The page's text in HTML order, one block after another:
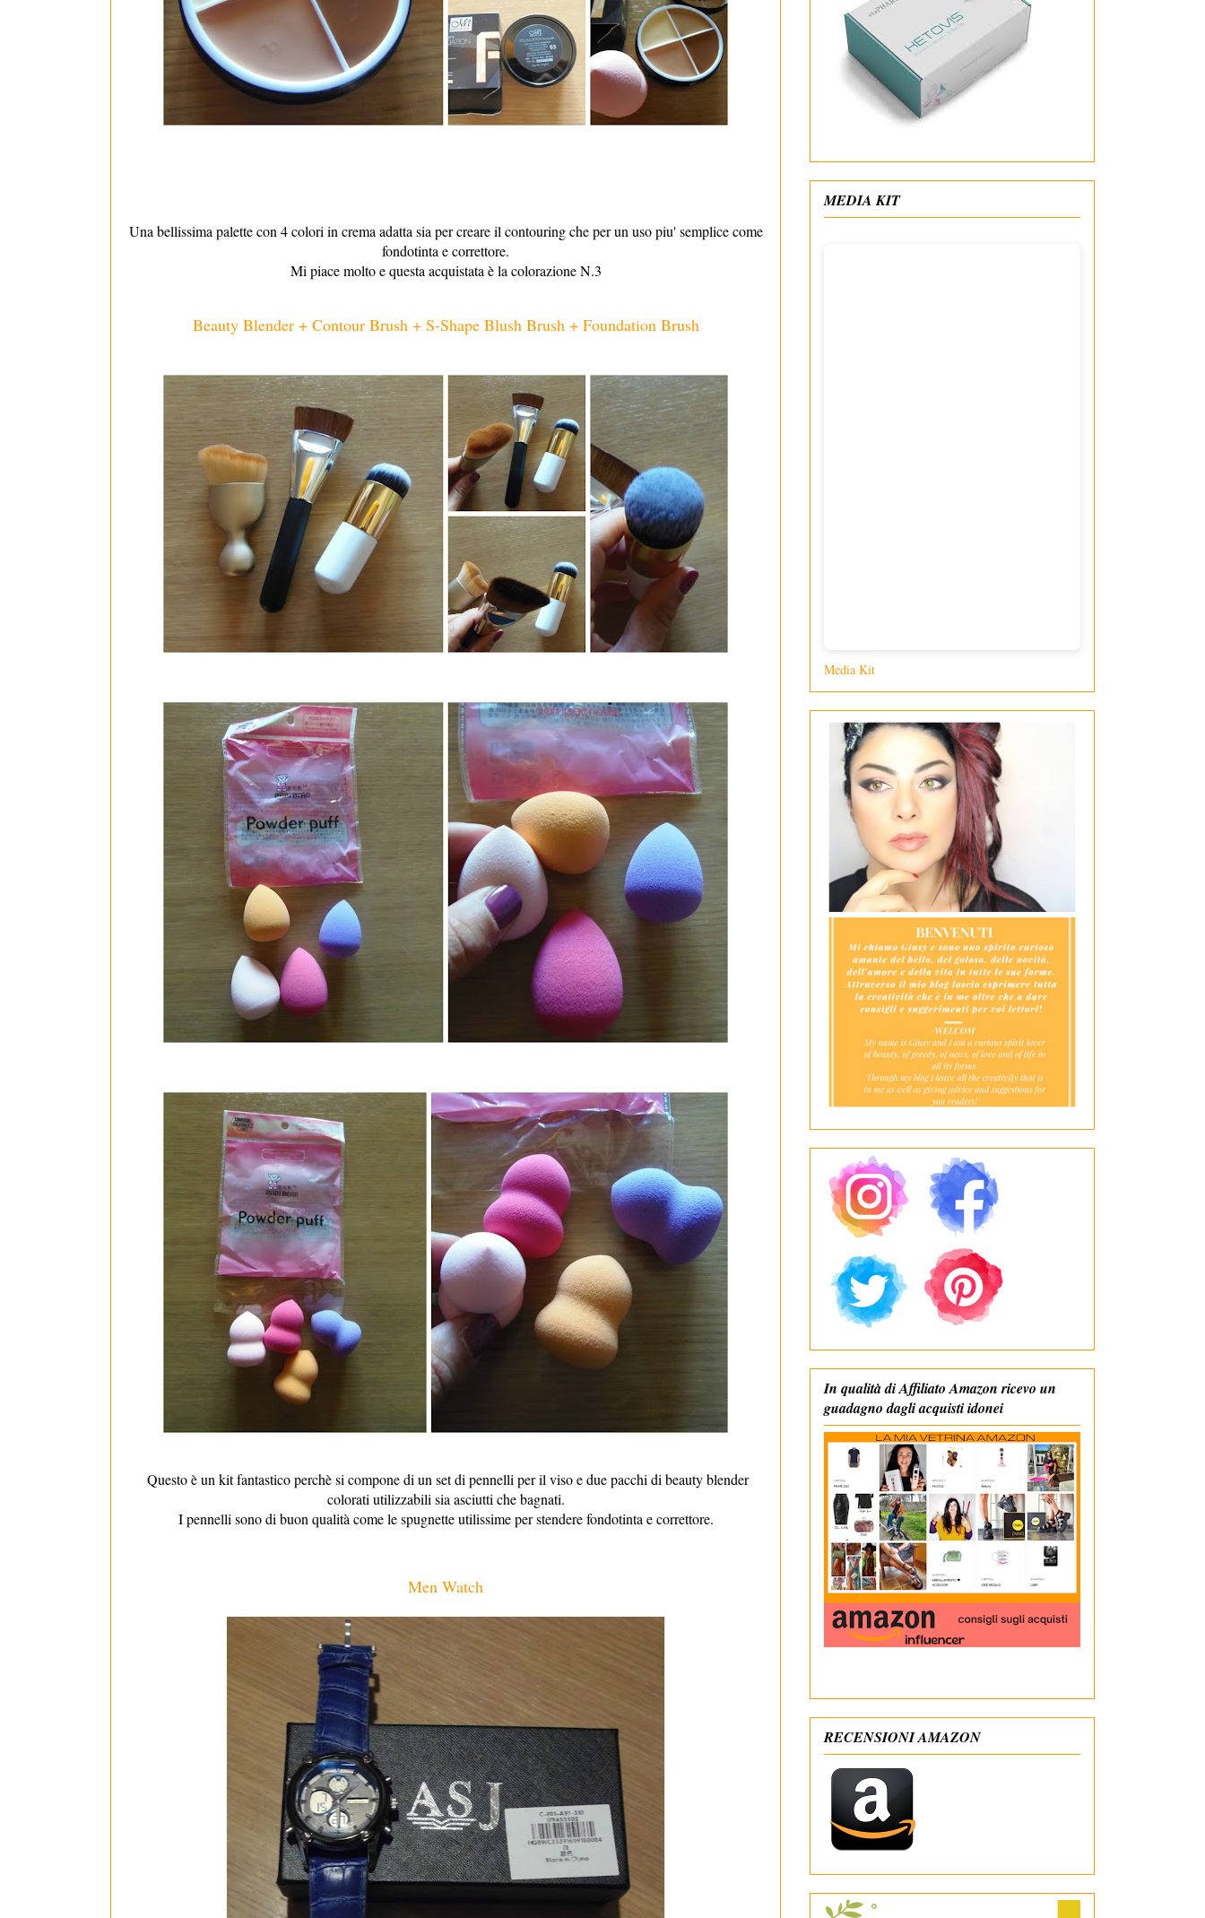
Una bellissima palette con 4 colori in crema adatta sia per creare il contouring che per un uso piu' semplice come
fondotinta e correttore.
Mi piace molto e questa acquistata è la colorazione N.3
Beauty Blender + Contour Brush + S-Shape Blush Brush + Foundation Brush
Questo è un kit fantastico perchè si compone di un set di pennelli per il viso e due pacchi di beauty blender
colorati utilizzabili sia asciutti che bagnati.
I pennelli sono di buon qualità come le spugnette utilissime per stendere fondotinta e correttore.
Men Watch
MEDIA KIT
Media Kit
In qualità di Affiliato Amazon ricevo un
guadagno dagli acquisti idonei
RECENSIONI AMAZON